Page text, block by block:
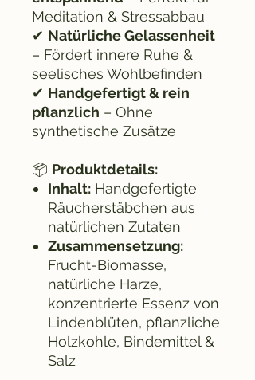
Meditation & Stressabbau
✔ Natürliche Gelassenheit
– Fördert innere Ruhe &
seelisches Wohlbefinden
✔ Handgefertigt & rein
pflanzlich – Ohne
synthetische Zusätze
📦 Produktdetails:
Inhalt: Handgefertigte
Räucherstäbchen aus
natürlichen Zutaten
Zusammensetzung:
Frucht-Biomasse,
natürliche Harze,
konzentrierte Essenz von
Lindenblüten, pflanzliche
Holzkohle, Bindemittel &
Salz